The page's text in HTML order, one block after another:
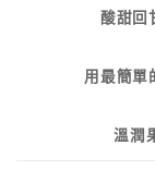
酸甜回
用最簡單
溫潤